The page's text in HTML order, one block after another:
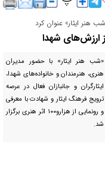
هنر ایثار» عنوان کرد
ارزش‌های شهدا
«شب هنر ایثار» با حضور مدیران
هنری، هنرمندان و خانواده‌های شهدا،
ایثارگران و جانبازان فعال در عرصه
ترویج فرهنگ ایثار و شهادت با معرفی
و رونمایی از هزارو۱۰۰ اثر هنری برگزار
شد.